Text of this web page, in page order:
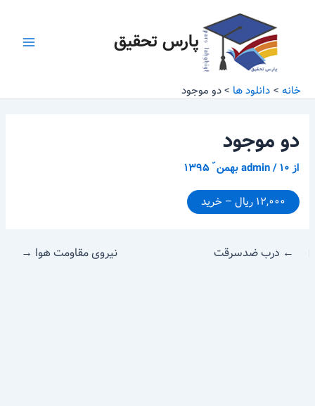
پارس تحقیق
خانه دانلود ها دو موجود
دو موجود
از admin/۱۰ بهمن ّ ۱۳۹۵
۱۲,۰۰۰ ریال – خرید
← درب ضدسرقت نیروی مقاومت هوا →